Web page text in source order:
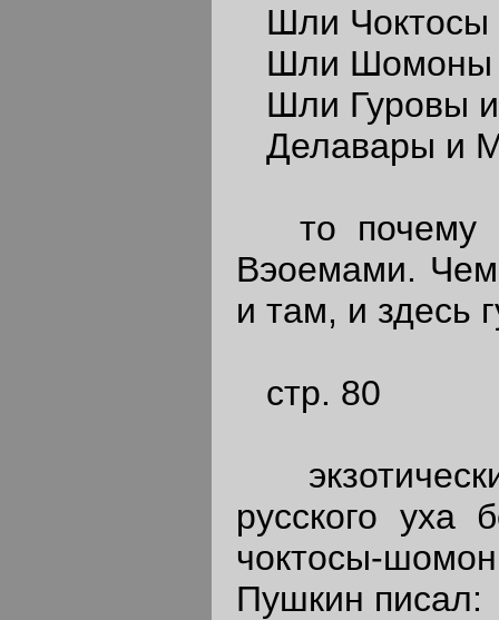
Шли Чоктосы
Шли Шомоны
Шли Гуровы
Делавары и
то почему
Вэоемами.
и там, и здесь
стр. 80
русского уха
чоктосы-
Пушкин писал: